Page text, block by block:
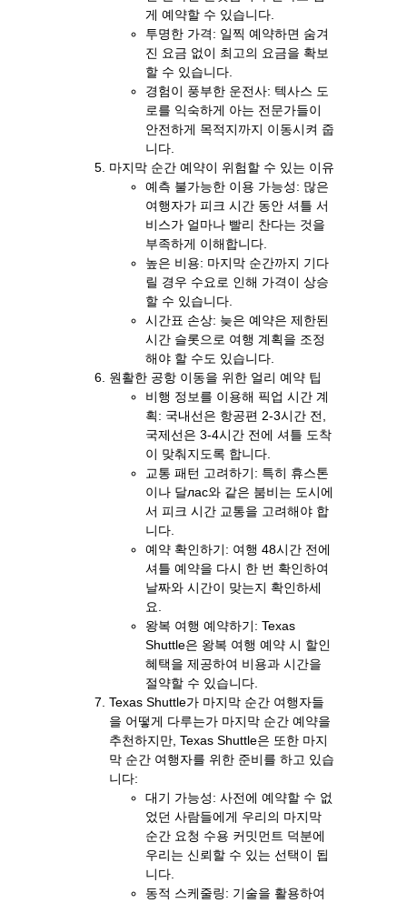
게 예약할 수 있습니다.
투명한 가격: 일찍 예약하면 숨겨
진 요금 없이 최고의 요금을 확보
할 수 있습니다.
경험이 풍부한 운전사: 텍사스 도
로를 익숙하게 아는 전문가들이
안전하게 목적지까지 이동시켜 줍
니다.
마지막 순간 예약이 위험할 수 있는 이유
예측 불가능한 이용 가능성: 많은
여행자가 피크 시간 동안 셔틀 서
비스가 얼마나 빨리 찬다는 것을
부족하게 이해합니다.
높은 비용: 마지막 순간까지 기다
릴 경우 수요로 인해 가격이 상승
할 수 있습니다.
시간표 손상: 늦은 예약은 제한된
시간 슬롯으로 여행 계획을 조정
해야 할 수도 있습니다.
원활한 공항 이동을 위한 얼리 예약 팁
비행 정보를 이용해 픽업 시간 계
획: 국내선은 항공편 2-3시간 전,
국제선은 3-4시간 전에 셔틀 도착
이 맞춰지도록 합니다.
교통 패턴 고려하기: 특히 휴스톤
이나 달лас와 같은 붐비는 도시에
서 피크 시간 교통을 고려해야 합
니다.
예약 확인하기: 여행 48시간 전에
셔틀 예약을 다시 한 번 확인하여
날짜와 시간이 맞는지 확인하세
요.
왕복 여행 예약하기: Texas
Shuttle은 왕복 여행 예약 시 할인
혜택을 제공하여 비용과 시간을
절약할 수 있습니다.
Texas Shuttle가 마지막 순간 여행자들
을 어떻게 다루는가 마지막 순간 예약을
추천하지만, Texas Shuttle은 또한 마지
막 순간 여행자를 위한 준비를 하고 있습
니다:
대기 가능성: 사전에 예약할 수 없
었던 사람들에게 우리의 마지막
순간 요청 수용 커밋먼트 덕분에
우리는 신뢰할 수 있는 선택이 됩
니다.
동적 스케줄링: 기술을 활용하여